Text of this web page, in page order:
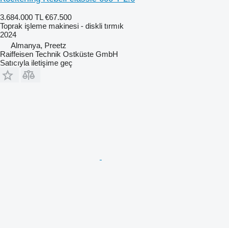
3.684.000 TL €67.500
Toprak işleme makinesi - diskli tırmık
2024
Almanya, Preetz
Raiffeisen Technik Ostküste GmbH
Satıcıyla iletişime geç